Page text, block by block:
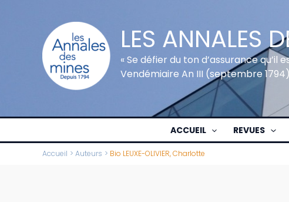
LES ANNALES
« Se défier du ton d’assurance
Vendémiaire An III (septembre 1794)
ACCUEIL REVUES
Accueil Auteurs Bio LEUXE-OLIVIER, Charlotte